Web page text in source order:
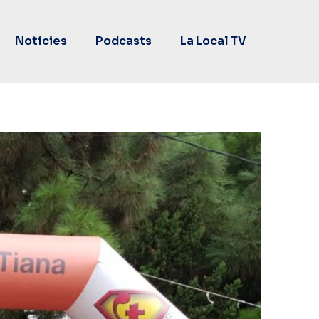
Notícies Podcasts La Local TV